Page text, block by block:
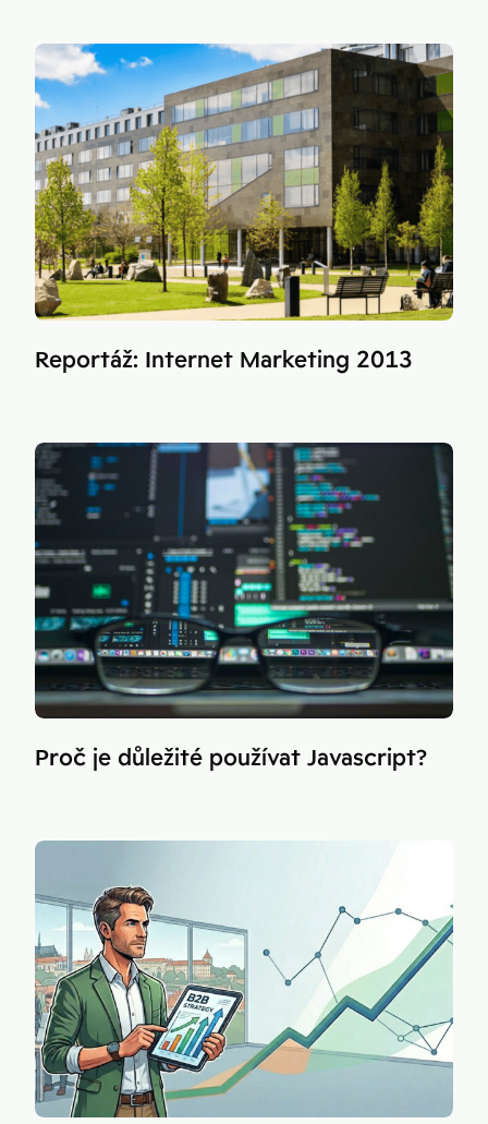
Reportáž: Internet Marketing 2013
Proč je důležité používat Javascript?